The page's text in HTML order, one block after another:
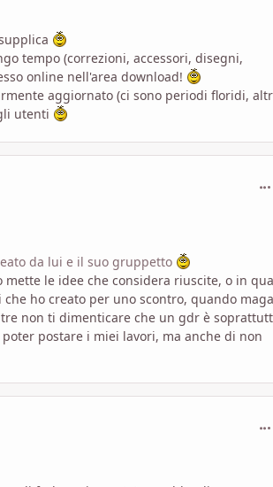
tempo (correzioni, accessori, disegni,
online nell'area download!
aggiornato (ci sono periodi floridi,
utenti
da lui e il suo gruppetto
le idee che considera riuscite, o in
ho creato per uno scontro, quando
non ti dimenticare che un gdr è
postare i miei lavori, ma anche di non